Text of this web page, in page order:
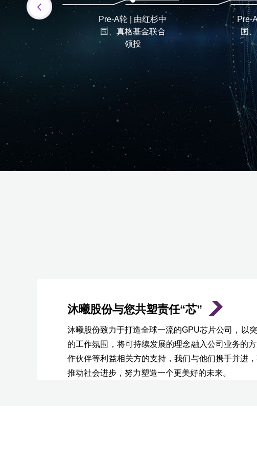
Pre-A轮 | 由红杉中
国、真格基金联合
Pre-A+轮 | 由经纬中
国、光速中国联合
领投
沐曦股份与您共塑责任“芯”
沐曦股份致力于打造全球一流的GPU芯片公司，以
的工作氛围，将可持续发展的理念融入公司业务的
作伙伴等利益相关方的支持，我们与他们携手并进
推动社会进步，努力塑造一个更美好的未来。